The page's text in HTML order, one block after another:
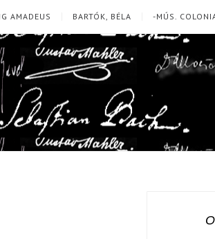
AMADEUS BARTÓK, BÉLA -MÚS.